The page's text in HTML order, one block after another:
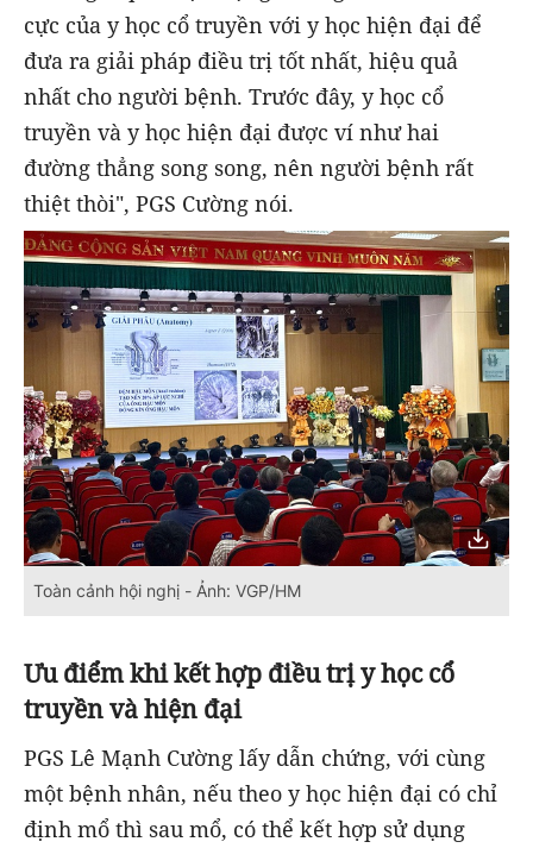
cực của y học cổ truyền với y học hiện đại để
đưa ra giải pháp điều trị tốt nhất, hiệu quả
nhất cho người bệnh. Trước đây, y học cổ
truyền và y học hiện đại được ví như hai
đường thẳng song song, nên người bệnh rất
thiệt thòi", PGS Cường nói.
Toàn cảnh hội nghị - Ảnh: VGP/HM
Ưu điểm khi kết hợp điều trị y học cổ
truyền và hiện đại
PGS Lê Mạnh Cường lấy dẫn chứng, với cùng
một bệnh nhân, nếu theo y học hiện đại có chỉ
định mổ thì sau mổ, có thể kết hợp sử dụng